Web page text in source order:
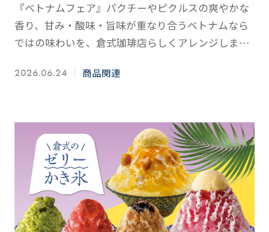
『ベトナムフェア』パクチーやピクルスの爽やかな
香り、甘み・酸味・旨味が重なり合うベトナムなら
ではの味わいを、倉式珈琲店らしくアレンジしまし
りっとした海老と…
2026.06.24 商品関連